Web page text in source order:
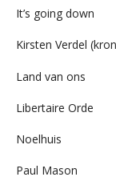
It’s going down
Kirsten Verdel
Land van ons
Libertaire Orde
Noelhuis
Paul Mason